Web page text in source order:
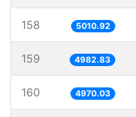
158 5010.92
159 4982.83
160 4970.03